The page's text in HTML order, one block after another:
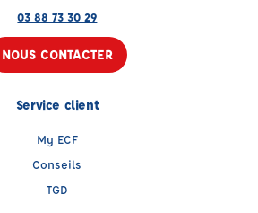
03 88 73 30 29
NOUS CONTACTER
Service client
My ECF
Conseils
TGD